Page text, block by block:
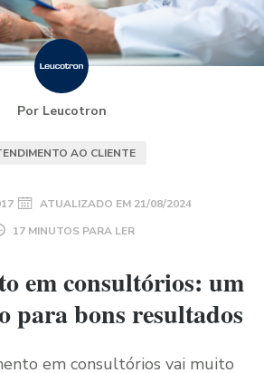
Por Leucotron
AO CLIENTE
ATUALIZADO EM 21/08/2024
17 MINUTOS PARA LER
em consultórios: um
para bons resultados
em consultórios vai muito